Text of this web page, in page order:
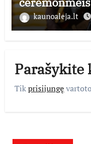
perduoda
istorijos
kaunoaleja.lt
Parašykite
Tikprisijungę